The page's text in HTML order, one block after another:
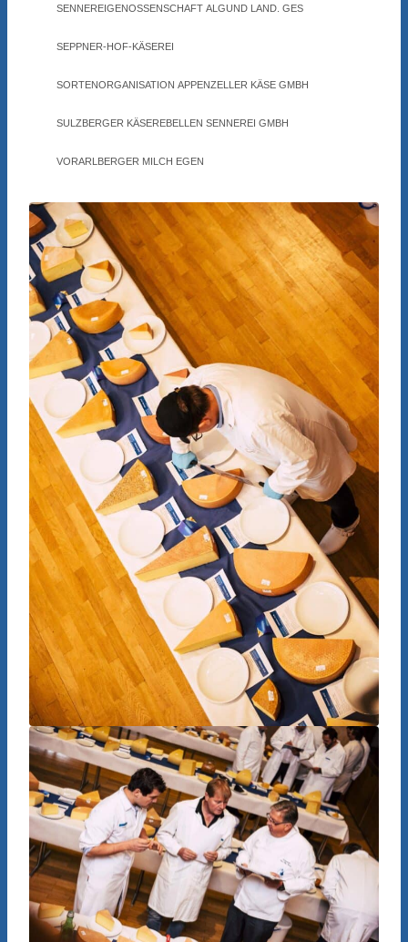
SENNEREIGENOSSENSCHAFT ALGUND LAND. GES
SEPPNER-HOF-KÄSEREI
SORTENORGANISATION APPENZELLER KÄSE GMBH
SULZBERGER KÄSEREBELLEN SENNEREI GMBH
VORARLBERGER MILCH EGEN